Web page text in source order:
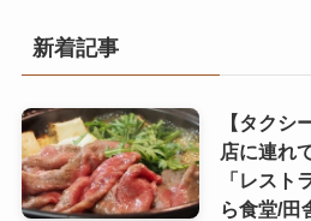
新着記事
【タクシ
店に連れ
「レスト
ら食堂/田